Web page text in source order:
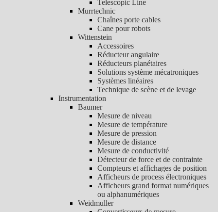
Telescopic Line
Murrtechnic
Chaînes porte cables
Cane pour robots
Wittenstein
Accessoires
Réducteur angulaire
Réducteurs planétaires
Solutions système mécatroniques
Systèmes linéaires
Technique de scène et de levage
Instrumentation
Baumer
Mesure de niveau
Mesure de température
Mesure de pression
Mesure de distance
Mesure de conductivité
Détecteur de force et de contrainte
Compteurs et affichages de position
Afficheurs de process électroniques
Afficheurs grand format numériques
ou alphanumériques
Weidmuller